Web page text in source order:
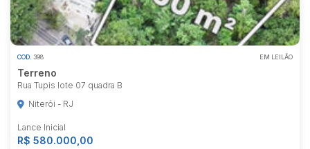
COD. 398 EM LEILÃO
Terreno
Rua Tupis lote 07 quadra B
Niterói - RJ
Lance Inicial
R$ 580.000,00